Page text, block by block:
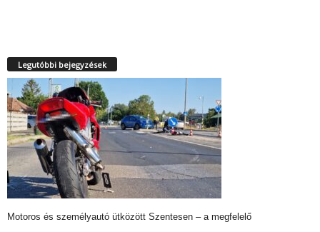
Legutóbbi bejegyzések
Motoros és személyautó ütközött Szentesen – a megfelelő